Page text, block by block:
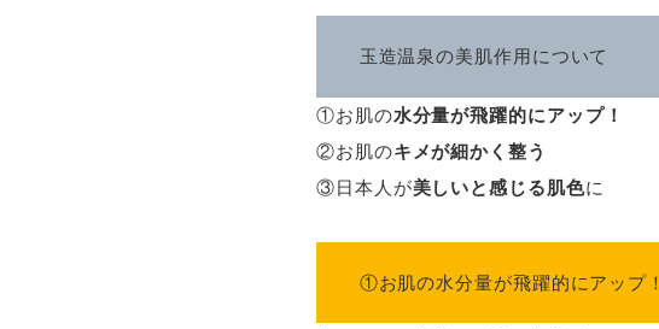
玉造温泉の美肌作用について
①お肌の水分量が飛躍的にアップ！
②お肌のキメが細かく整う
③日本人が美しいと感じる肌色に
①お肌の水分量が飛躍的にアップ！